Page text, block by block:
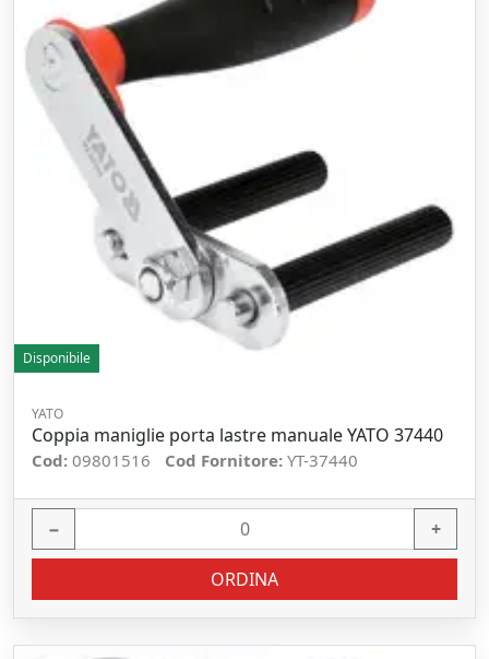
Disponibile
YATO
Coppia maniglie porta lastre manuale YATO 37440
Cod: 09801516 Cod Fornitore: YT-37440
− +
ORDINA